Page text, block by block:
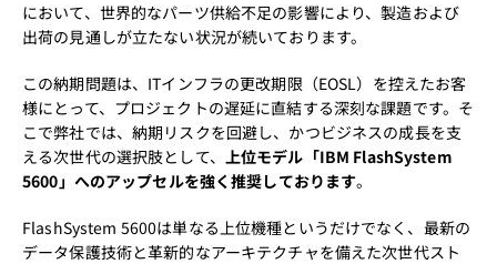
において、世界的なパーツ供給不足の影響により、製造および
出荷の見通しが立たない状況が続いております。
この納期問題は、ITインフラの更改期限（EOSL）を控えたお客
様にとって、プロジェクトの遅延に直結する深刻な課題です。そ
こで弊社では、納期リスクを回避し、かつビジネスの成長を支
える次世代の選択肢として、 上位モデル「IBM FlashSystem
5600」へのアップセルを強く推奨しております。
FlashSystem 5600は単なる上位機種というだけでなく、最新の
データ保護技術と革新的なアーキテクチャを備えた次世代スト